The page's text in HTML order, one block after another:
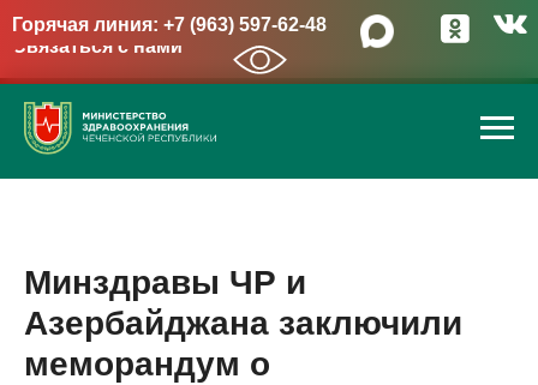
Горячая линия: +7 (963) 597-62-48
Связаться с нами
→
Минздравы ЧР и
Азербайджана заключили
меморандум о